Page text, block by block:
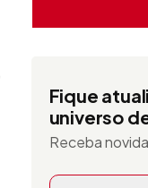
Fique
universo
Receba